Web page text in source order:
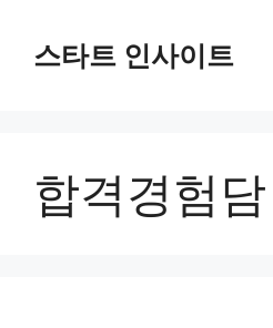
스타트 인사이트
합격경험담